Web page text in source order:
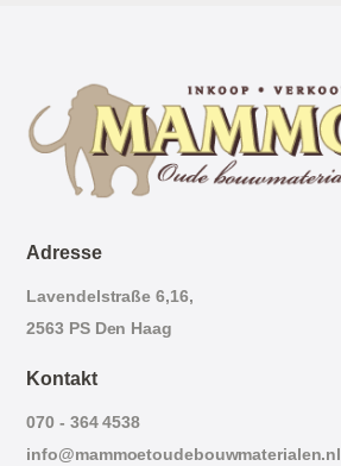
Adresse
Lavendelstraße 6,16,
2563 PS Den Haag
Kontakt
070 - 364 4538
info@mammoetoudebouwmaterialen.nl